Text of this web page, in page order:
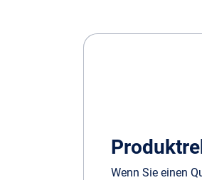
Wenn Sie einen